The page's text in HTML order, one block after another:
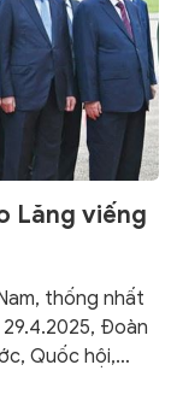
Lăng viếng
thống nhất
Đoàn
Quốc hội,
quốc Việt